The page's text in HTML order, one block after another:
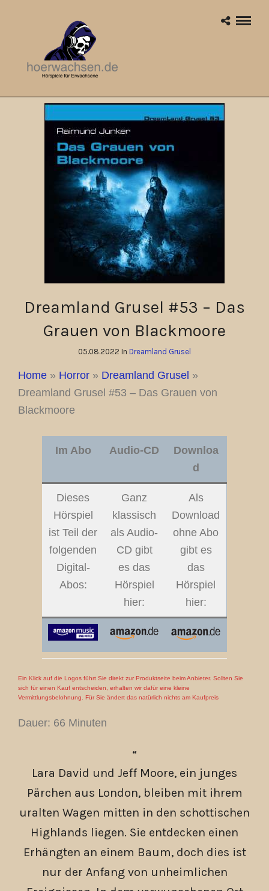
Dreamland Grusel #53 – Das
Grauen von Blackmoore
05.08.2022 In Dreamland Grusel
Home » Horror » Dreamland Grusel »
Dreamland Grusel #53 – Das Grauen von
Blackmoore
Im Abo Audio-CD
Downloa
d
Dieses
Hörspiel
ist Teil der
folgenden
Digital-
Abos:
Ganz
klassisch
als Audio-
CD gibt
es das
Hörspiel
hier:
Als
Download
ohne Abo
gibt es
das
Hörspiel
hier:
Ein Klick auf die Logos führt Sie direkt zur Produktseite beim Anbieter. Sollten Sie
sich für einen Kauf entscheiden, erhalten wir dafür eine kleine
Vermittlungsbelohnung. Für Sie ändert das natürlich nichts am Kaufpreis
Dauer: 66 Minuten
Lara David und Jeff Moore, ein junges
Pärchen aus London, bleiben mit ihrem
uralten Wagen mitten in den schottischen
Highlands liegen. Sie entdecken einen
Erhängten an einem Baum, doch dies ist
nur der Anfang von unheimlichen